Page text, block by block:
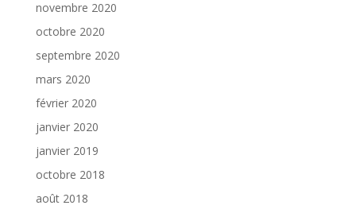
novembre 2020
octobre 2020
septembre 2020
mars 2020
février 2020
janvier 2020
janvier 2019
octobre 2018
août 2018